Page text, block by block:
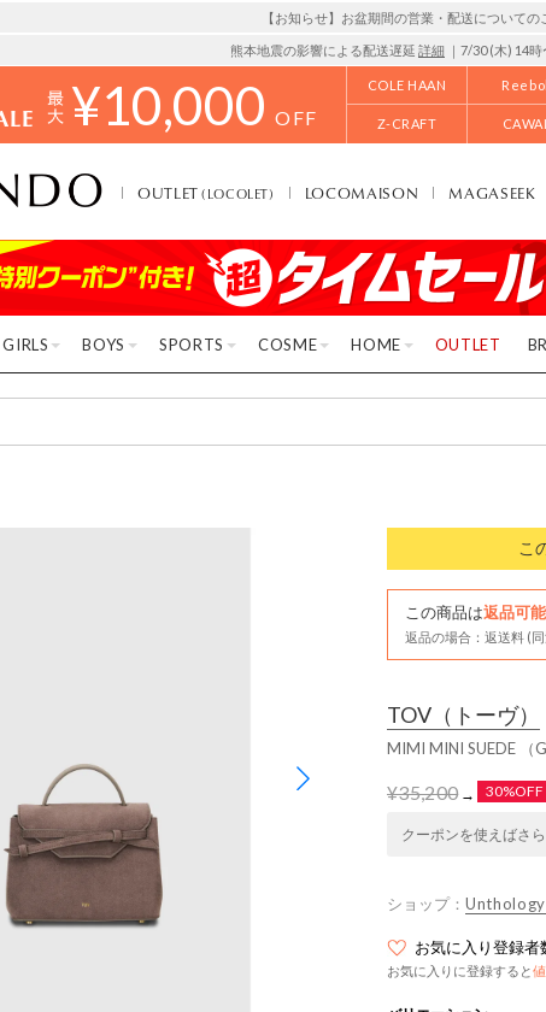
【お知らせ】お盆期間の営業・配送についての
熊本地震の影響による配送遅延 詳細 ｜7/30 (木) 14
¥10,000 OFF
COLE HAAN
Z-CRAFT
OUTLET(LOCOLET) LOCOMAISON MAGASEEK
GIRLS BOYS SPORTS COSME HOME OUTLET
こ
この商品は返品可能
返品の場合：返送料 (
TOV （トーヴ）
MIMI MINI SUEDE （
¥35,200→ 30%OFF
クーポンを使えばさ
ショップ： Unthology
お気に入り登録者
お気に入りに登録すると